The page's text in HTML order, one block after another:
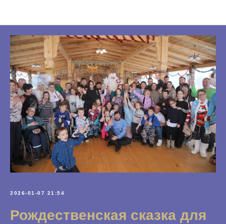
2026-01-07 21:54
Рождественская сказка для